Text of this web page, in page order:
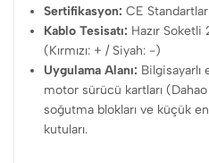
Sertifikasyon: CE
Kablo Tesisatı: Hazır Soketli
(Kırmızı: + / Siyah: -)
Uygulama Alanı: Bilgisayarlı
motor sürücü kartları
soğutma blokları ve küçük
kutuları.